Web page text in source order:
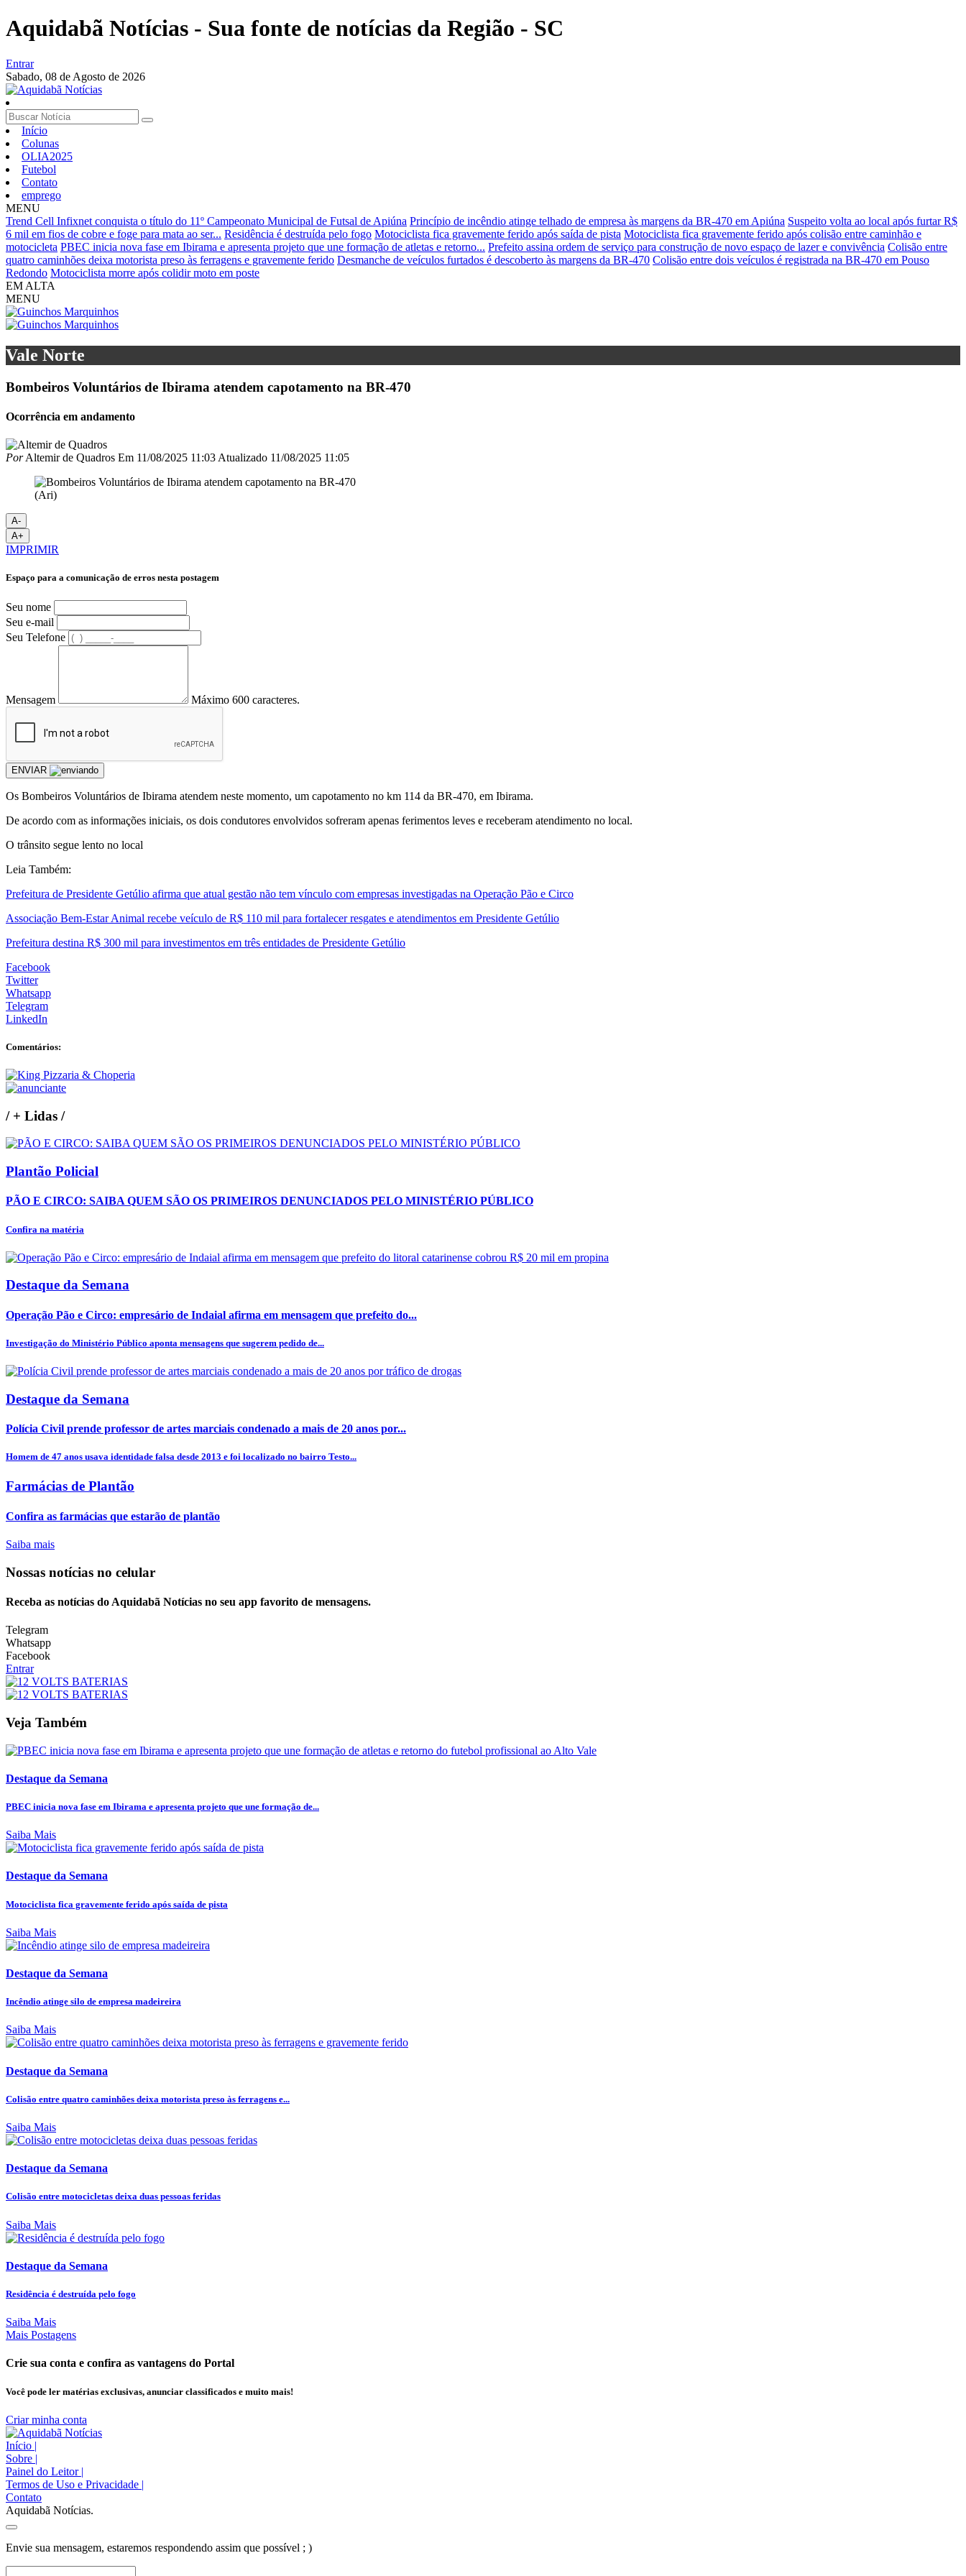
Aquidabã Notícias - Sua fonte de notícias da Região - SC
Entrar
Sabado, 08 de Agosto de 2026
Início
Colunas
OLIA2025
Futebol
Contato
emprego
MENU
Trend Cell Infixnet conquista o título do 11º Campeonato Municipal de Futsal de Apiúna Princípio de incêndio atinge telhado de empresa às margens da BR-470 em Apiúna Suspeito volta ao local após furtar R$
6 mil em fios de cobre e foge para mata ao ser... Residência é destruída pelo fogo Motociclista fica gravemente ferido após saída de pista Motociclista fica gravemente ferido após colisão entre caminhão e
motocicleta PBEC inicia nova fase em Ibirama e apresenta projeto que une formação de atletas e retorno... Prefeito assina ordem de serviço para construção de novo espaço de lazer e convivência Colisão entre
quatro caminhões deixa motorista preso às ferragens e gravemente ferido Desmanche de veículos furtados é descoberto às margens da BR-470 Colisão entre dois veículos é registrada na BR-470 em Pouso
Redondo Motociclista morre após colidir moto em poste
EM ALTA
MENU
Vale Norte
Bombeiros Voluntários de Ibirama atendem capotamento na BR-470
Ocorrência em andamento
PorAltemir de Quadros Em 11/08/2025 11:03 Atualizado 11/08/2025 11:05
(Ari)
A-
A+
IMPRIMIR
Espaço para a comunicação de erros nesta postagem
Seu nome
Seu e-mail
Seu Telefone
Mensagem Máximo 600 caracteres.
ENVIAR
Os Bombeiros Voluntários de Ibirama atendem neste momento, um capotamento no km 114 da BR-470, em Ibirama.
De acordo com as informações iniciais, os dois condutores envolvidos sofreram apenas ferimentos leves e receberam atendimento no local.
O trânsito segue lento no local
Leia Também:
Prefeitura de Presidente Getúlio afirma que atual gestão não tem vínculo com empresas investigadas na Operação Pão e Circo
Associação Bem-Estar Animal recebe veículo de R$ 110 mil para fortalecer resgates e atendimentos em Presidente Getúlio
Prefeitura destina R$ 300 mil para investimentos em três entidades de Presidente Getúlio
Facebook
Twitter
Whatsapp
Telegram
LinkedIn
Comentários:
/+ Lidas /
Plantão Policial
PÃO E CIRCO: SAIBA QUEM SÃO OS PRIMEIROS DENUNCIADOS PELO MINISTÉRIO PÚBLICO
Confira na matéria
Destaque da Semana
Operação Pão e Circo: empresário de Indaial afirma em mensagem que prefeito do...
Investigação do Ministério Público aponta mensagens que sugerem pedido de...
Destaque da Semana
Polícia Civil prende professor de artes marciais condenado a mais de 20 anos por...
Homem de 47 anos usava identidade falsa desde 2013 e foi localizado no bairro Testo...
Farmácias de Plantão
Confira as farmácias que estarão de plantão
Saiba mais
Nossas notícias no celular
Receba as notícias do Aquidabã Notícias no seu app favorito de mensagens.
Telegram
Whatsapp
Facebook
Entrar
Veja Também
Destaque da Semana
PBEC inicia nova fase em Ibirama e apresenta projeto que une formação de...
Saiba Mais
Destaque da Semana
Motociclista fica gravemente ferido após saída de pista
Saiba Mais
Destaque da Semana
Incêndio atinge silo de empresa madeireira
Saiba Mais
Destaque da Semana
Colisão entre quatro caminhões deixa motorista preso às ferragens e...
Saiba Mais
Destaque da Semana
Colisão entre motocicletas deixa duas pessoas feridas
Saiba Mais
Destaque da Semana
Residência é destruída pelo fogo
Saiba Mais
Mais Postagens
Crie sua conta e confira as vantagens do Portal
Você pode ler matérias exclusivas, anunciar classificados e muito mais!
Criar minha conta
Início |
Sobre |
Painel do Leitor |
Termos de Uso e Privacidade |
Contato
Aquidabã Notícias.
Envie sua mensagem, estaremos respondendo assim que possível ; )